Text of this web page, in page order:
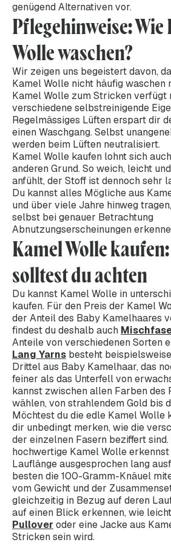
genügend Alternativen vor.
Pflegehinweise: Wie
Wolle waschen?
Wir zeigen uns begeistert davon,
Kamel Wolle nicht häufig waschen
Kamel Wolle zum Stricken verfügt
verschiedene selbstreinigende
Regelmässiges Lüften erspart dir
einen Waschgang. Selbst
werden beim Lüften neutralisiert.
Kamel Wolle kaufen lohnt sich
anderen Grund. So weich, leicht
anfühlt, der Stoff ist dennoch sehr
Du kannst alles Mögliche aus
und über viele Jahre hinweg
selbst bei genauer Betrachtung
Abnutzungserscheinungen
Kamel Wolle
solltest du achten
Du kannst Kamel Wolle in
kaufen. Für den Preis der Kamel
der Anteil des Baby Kamelhaares
findest du deshalb auch
Anteile von verschiedenen Sorten
Lang Yarns besteht
Drittel aus Baby Kamelhaar, das
feiner als das Unterfell von
kannst zwischen allen Farben des
wählen, von strahlendem Gold bis
Möchtest du die edle Kamel Wolle
dir unbedingt merken, wie die
der einzelnen Fasern beziffert sind.
hochwertige Kamel Wolle erkennst
Lauflänge ausgesprochen lang
besten die 100-Gramm-Knäuel
vom Gewicht und der
gleichzeitig in Bezug auf deren
auf einen Blick erkennen, wie
Pullover oder eine Jacke aus
Stricken sein wird.